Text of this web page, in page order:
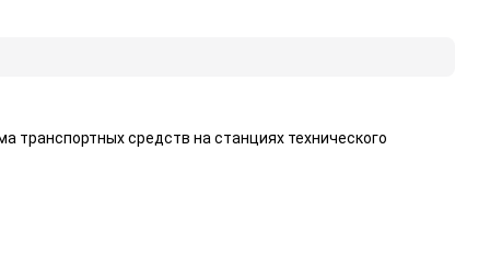
транспортных средств на станциях технического